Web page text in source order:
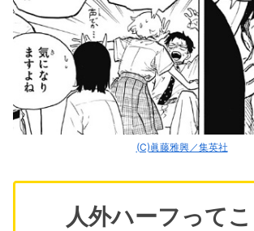
(C)眞藤雅興／集英社
人外ハーフって